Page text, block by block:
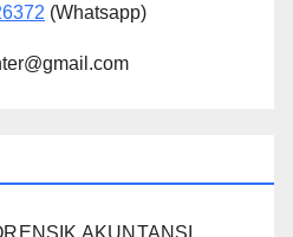
(Whatsapp)
AKUNTANSI